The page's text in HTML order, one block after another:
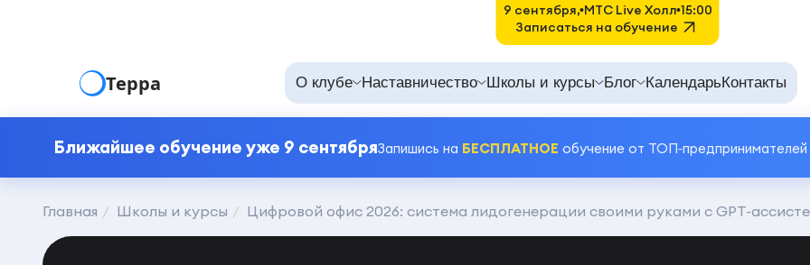
Терра О клубе Наставничество Школы и курсы Блог КалендарьКонтакты
Ближайшее обучение уже 9 сентябряЗапишись на БЕСПЛАТНОЕ обучение от ТОП‑предпринимателей
Главная Школы и курсы Цифровой офис 2026: система лидогенерации своими руками с GPT-
9 сентября, MTC Live Холл 15:00
Записаться на обучение